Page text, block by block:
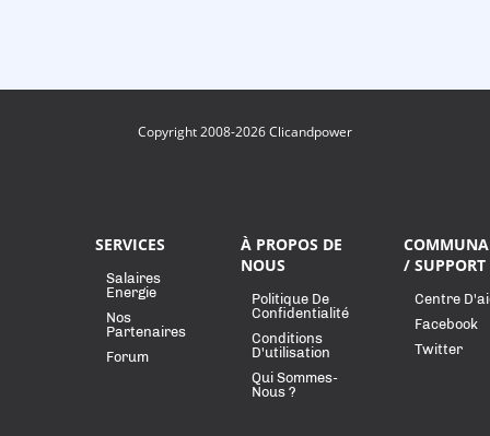
Copyright 2008-2026 Clicandpower
SERVICES
Salaires
Energie
Nos
Partenaires
Forum
À PROPOS DE
NOUS
Politique De
Confidentialité
Conditions
D'utilisation
Qui Sommes-
Nous ?
/ SUPPORT
Centre
Facebook
Twitter